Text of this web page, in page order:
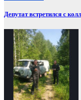
Депутат встретился с